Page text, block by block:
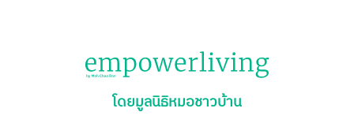
โดยมูลนิธิหมอชาวบ้าน